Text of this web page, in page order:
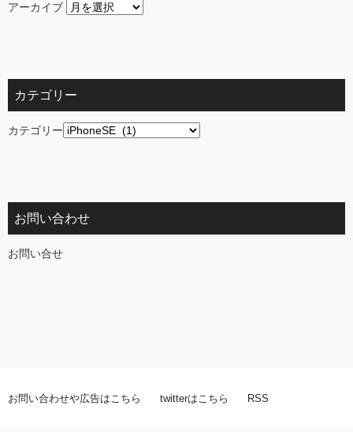
アーカイブ
カテゴリー
カテゴリー
お問い合わせ
お問い合せ
お問い合わせや広告はこちら twitterはこちら RSS